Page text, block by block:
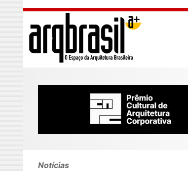
Skip to main content
Notícias